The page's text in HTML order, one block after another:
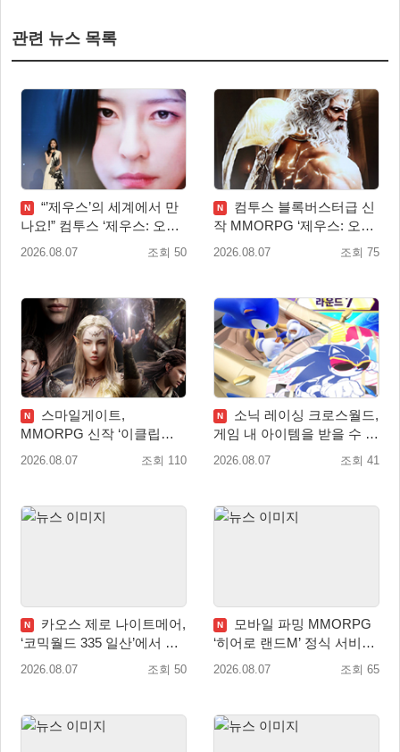
관련 뉴스 목록
N
“’제우스’의 세계에서 만
나요!” 컴투스 ‘제우스: 오만
의 신’ 쇼케이스 찾은 배우
2026.08.07 조회 50
N
컴투스 블록버스터급 신
작 MMORPG ‘제우스: 오만
의 신’, 8월 26일 출시!
2026.08.07 조회 75
N
스마일게이트,
MMORPG 신작 ‘이클립스:
더 어웨이크닝’ 9월 10일 론
2026.08.07 조회 110
N
소닉 레이싱 크로스월드,
게임 내 아이템을 받을 수 있
는 ‘레전드 대회 라운드 7’ 개
2026.08.07 조회 41
N
카오스 제로 나이트메어,
‘코믹월드 335 일산’에서 이
용자 소통 예고
2026.08.07 조회 50
N
모바일 파밍 MMORPG
‘히어로 랜드M’ 정식 서비스
돌입
2026.08.07 조회 65